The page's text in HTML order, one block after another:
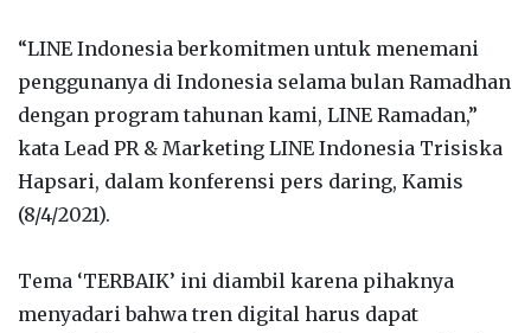
“LINE Indonesia berkomitmen untuk menemani
penggunanya di Indonesia selama bulan Ramadhan
dengan program tahunan kami, LINE Ramadan,”
kata Lead PR & Marketing LINE Indonesia Trisiska
Hapsari, dalam konferensi pers daring, Kamis
(8/4/2021).
Tema ‘TERBAIK’ ini diambil karena pihaknya
menyadari bahwa tren digital harus dapat